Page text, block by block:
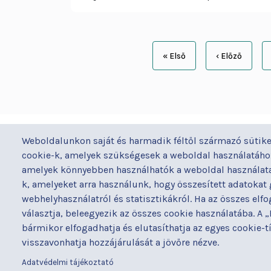
Weboldalunkon saját és harmadik féltől származó
cookie-k, amelyek szükségesek a weboldal
amelyek könnyebben használhatók a weboldal
k, amelyeket arra használunk, hogy összesített adatokat
webhelyhasználatról és statisztikákról. Ha az összes
választja, beleegyezik az összes cookie használatába. A
bármikor elfogadhatja és elutasíthatja az egyes
visszavonhatja hozzájárulását a jövőre nézve.
Adatvédelmi tájékoztató
Oldalszámozás
Első
« Első
Előző
‹ Előző
BUDAPESTI UZSOKI UTCAI
a Semmelweis Egyetem Általános Orvostudományi
Kar Gyakorló Kórháza